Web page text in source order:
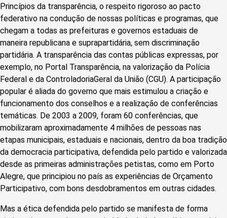
Princípios da transparência, o respeito rigoroso ao pacto
federativo na condução de nossas políticas e programas, que
chegam a todas as prefeituras e governos estaduais de
maneira republicana e suprapartidária, sem discriminação
partidária. A transparência das contas públicas expressas, por
exemplo, no Portal Transparência, na valorização da Polícia
Federal e da ControladoriaGeral da União (CGU). A participação
popular é aliada do governo que mais estimulou a criação e
funcionamento dos conselhos e a realização de conferências
temáticas. De 2003 a 2009, foram 60 conferências, que
mobilizaram aproximadamente 4 milhões de pessoas nas
etapas municipais, estaduais e nacionais, dentro da boa tradição
da democracia participativa, defendida pelo partido e valorizada
desde as primeiras administrações petistas, como em Porto
Alegre, que principiou no país as experiências de Orçamento
Participativo, com bons desdobramentos em outras cidades.
Mas a ética defendida pelo partido se manifesta de forma